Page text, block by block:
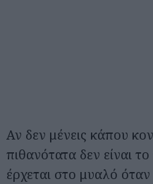
Αν δεν μένεις κάπου
πιθανότατα δεν είναι
έρχεται στο μυαλό